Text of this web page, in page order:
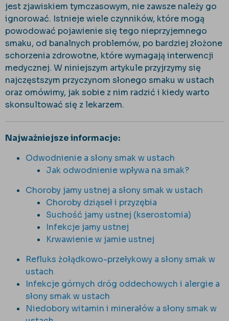
jest zjawiskiem tymczasowym, nie zawsze należy go
ignorować. Istnieje wiele czynników, które mogą
powodować pojawienie się tego nieprzyjemnego
smaku, od banalnych problemów, po bardziej złożone
schorzenia zdrowotne, które wymagają interwencji
medycznej. W niniejszym artykule przyjrzymy się
najczęstszym przyczynom słonego smaku w ustach
oraz omówimy, jak sobie z nim radzić i kiedy warto
skonsultować się z lekarzem.
Najważniejsze informacje:
Odwodnienie a słony smak w ustach
Jak odwodnienie wpływa na smak?
Choroby jamy ustnej a słony smak w ustach
Choroby dziąseł i przyzębia
Suchość jamy ustnej (kserostomia)
Infekcje jamy ustnej
Krwawienie w jamie ustnej
Refluks żołądkowo-przełykowy a słony smak w
ustach
Infekcje górnych dróg oddechowych i alergie a
słony smak w ustach
Niedobory witamin i minerałów a słony smak w